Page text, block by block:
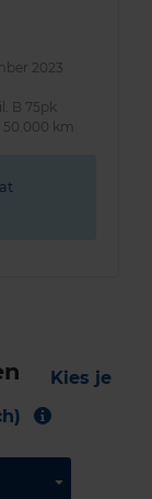
2023
B 75pk
km
Kies je